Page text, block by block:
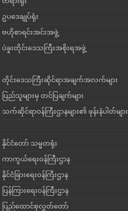
ဥပဒေချုပ်ရုံး
ဗဟိုစာရင်းအင်းအဖွဲ့
ပဲခူးတိုင်းဒေသကြီးအစိုးရအဖွဲ့
တိုင်းဒေသကြီးဆိုင်ရာအချက်အလက်များ
ပြည်သူများမှ တင်ပြချက်များ
သက်ဆိုင်ရာဝန်ကြီးဌာနများ၏ ဖုန်းနံပါတ်များ
နိုင်ငံတော် သမ္မတရုံး
ကာကွယ်ရေးဝန်ကြီးဌာန
နိုင်ငံခြားရေးဝန်ကြီးဌာန
ပြန်ကြားရေးဝန်ကြီးဌာန
ပြည်ထောင်စုလွှတ်တော်